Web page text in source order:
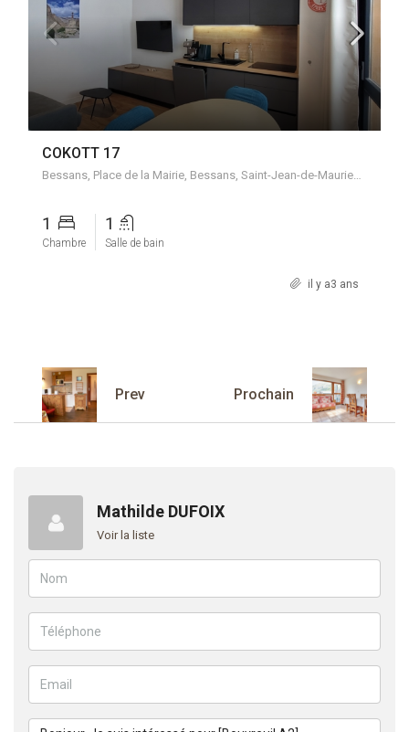
COKOTT 17
Bessans, Place de la Mairie, Bessans, Saint-Jean-de-Maurienne, Savoie, Auvergne-Rhône-Alpes, France métropolitaine, 73480, France
1
Chambre
1
Salle de bain
il y a3 ans
Prev Prochain
Mathilde DUFOIX
Voir la liste